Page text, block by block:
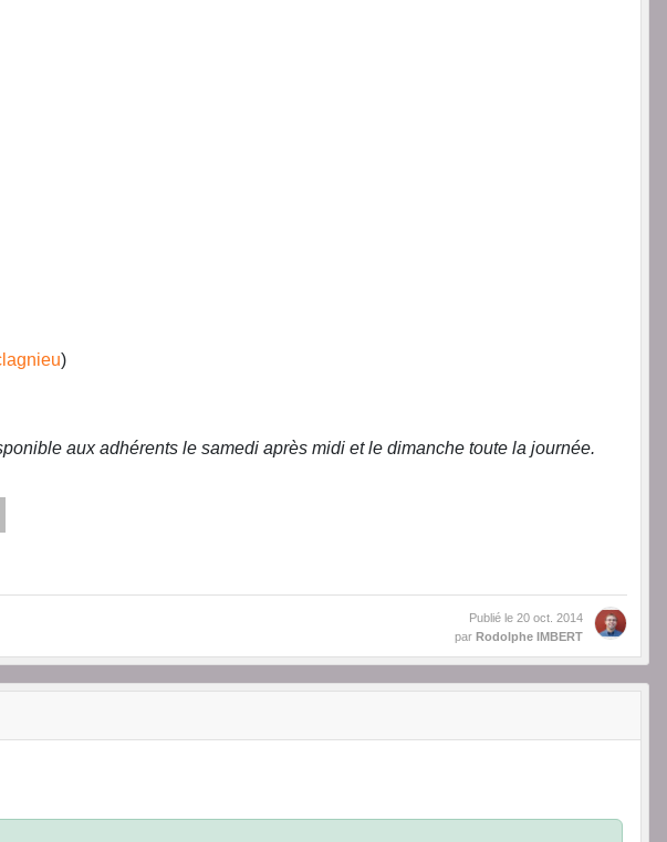
)
aux adhérents le samedi après midi et le dimanche toute la journée.
Publié le 20 oct. 2014
par Rodolphe IMBERT